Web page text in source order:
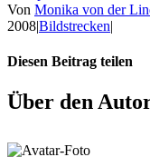
Von Monika von der
2008|Bildstrecken|
Diesen Beitrag teilen
Facebook
X
LinkedIn
WhatsApp
Telegram
Xing
E-
Mail
Über den